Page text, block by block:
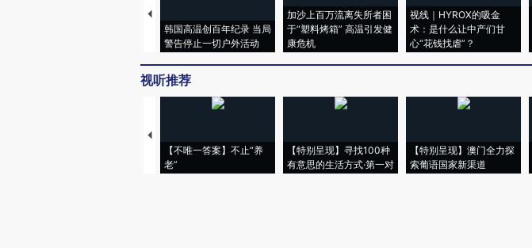
韩国高温创百年纪录 当局
警告停止一切户外活动
加沙上百万流离失所者困
于“塑料烤箱” 高温引发健
康危机
视线｜HYROX的吸金
术：是什么让中产们甘
心“花钱找虐”？
视听推荐
【不唯一答案】不止“养
老”
【特别呈现】寻找100种
有意思的生活方式·第一对
【特别呈现】澳门全力探
索葡语国家新渠道